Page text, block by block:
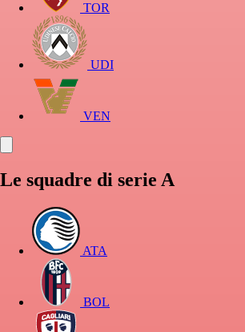
TOR
UDI
VEN
Le squadre di serie A
ATA
BOL